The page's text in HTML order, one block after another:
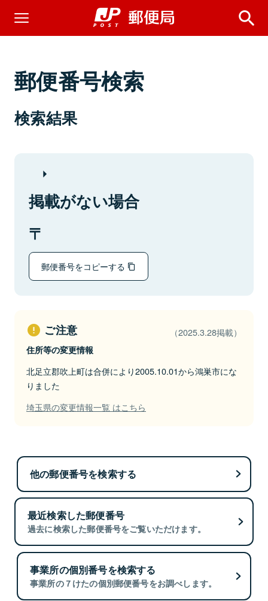
郵便番号検索
検索結果
掲載がない場合
郵便番号をコピーする
ご注意 （2025.3.28掲載）
住所等の変更情報
北足立郡吹上町は合併により2005.10.01から鴻巣市にな
りました
埼玉県の変更情報一覧 はこちら
他の郵便番号を検索する
最近検索した郵便番号
過去に検索した郵便番号をご覧いただけます。
事業所の個別番号を検索する
事業所の７けたの個別郵便番号をお調べします。